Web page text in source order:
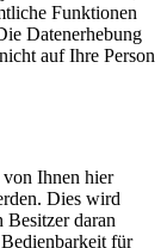
Funktionen
Datenerhebung
auf Ihre Person